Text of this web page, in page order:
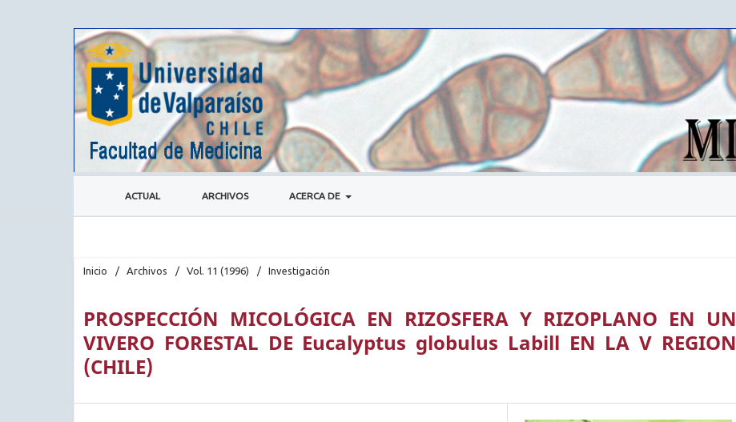
ACTUAL ARCHIVOS ACERCA DE
Inicio / Archivos / Vol. 11 (1996) / Investigación
PROSPECCIÓN MICOLÓGICA EN RIZOSFERA Y RIZOPLANO EN UN
VIVERO FORESTAL DE Eucalyptus globulus Labill EN LA V REGION
(CHILE)